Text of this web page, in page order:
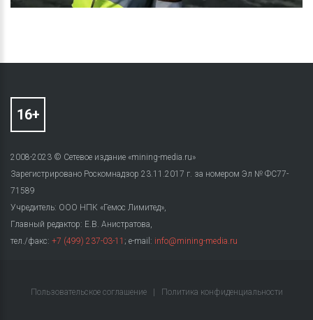
2008-2023 © Сетевое издание «mining-media.ru»
Зарегистрировано Роскомнадзор 23.11.2017 г. за номером Эл № ФС77-
71589
Учредитель: ООО НПК «Гемос Лимитед»,
Главный редактор: Е.В. Анистратова,
тел./факс: +7 (499) 237-03-11 ; e-mail: info@mining-media.ru
Пользовательское соглашение Политика конфиденциальности